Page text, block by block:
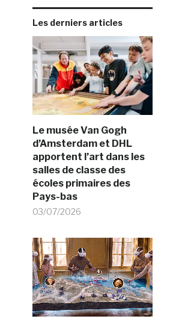
Les derniers articles
Le musée Van Gogh
d’Amsterdam et DHL
apportent l’art dans les
salles de classe des
écoles primaires des
Pays-bas
03/07/2026